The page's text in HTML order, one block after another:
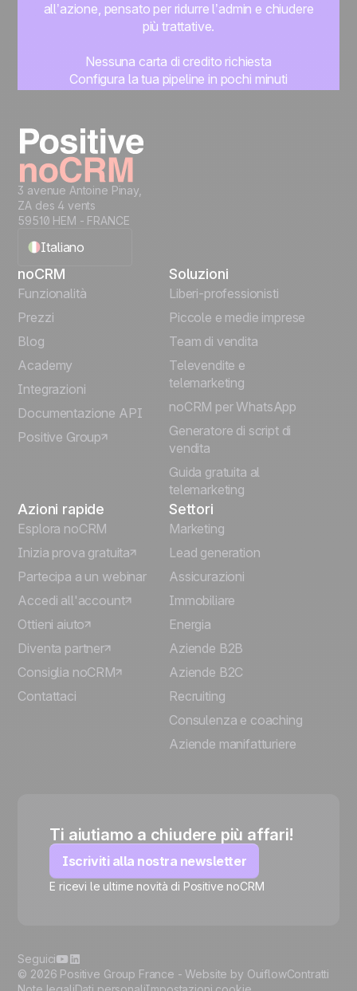
🍪
all’azione, pensato per ridurre l’admin e chiudere
più trattative.
Nessuna carta di credito richiesta
Configura la tua pipeline in pochi minuti
3 avenue Antoine Pinay,
ZA des 4 vents
59510 HEM - FRANCE
Italiano
English
Español
Português
Deutsch
noCRM
Funzionalità
Prezzi
Blog
Academy
Integrazioni
Documentazione API
Positive Group
Soluzioni
Liberi-professionisti
Piccole e medie imprese
Team di vendita
Televendite e
telemarketing
noCRM per WhatsApp
Generatore di script di
vendita
Guida gratuita al
telemarketing
Azioni rapide
Esplora noCRM
Inizia prova gratuita
Partecipa a un webinar
Accedi all'account
Ottieni aiuto
Diventa partner
Consiglia noCRM
Contattaci
Settori
Marketing
Lead generation
Assicurazioni
Immobiliare
Energia
Aziende B2B
Aziende B2C
Recruiting
Consulenza e coaching
Aziende manifatturiere
Ti aiutiamo a chiudere più affari!
Iscriviti alla nostra newsletter
E ricevi le ultime novità di Positive noCRM
© 2026 Positive Group France -Website by OuiflowContratti
Seguici